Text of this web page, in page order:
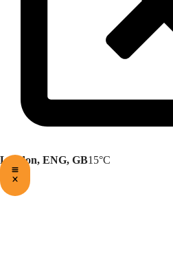
London, ENG, GB15°C